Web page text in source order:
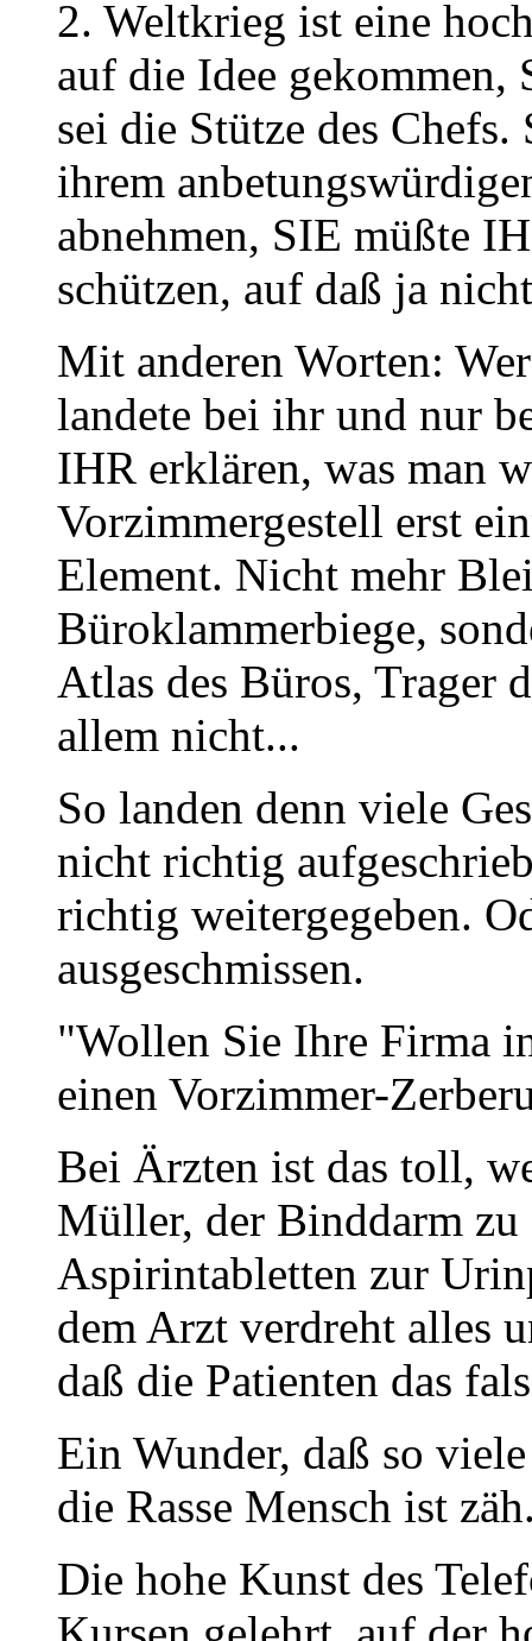
2. Weltkrieg ist eine
auf die Idee gekommen,
sei die Stütze des
ihrem
abnehmen, SIE müßte
schützen, auf daß ja
Mit anderen Worten:
landete bei ihr und nur
IHR erklären, was man
Vorzimmergestell erst
Element. Nicht mehr
Büroklammerbiege,
Atlas des Büros, Trager
allem nicht...
So landen denn viele
nicht richtig
richtig weitergegeben.
ausgeschmissen.
"Wollen Sie Ihre Firma
einen Vorzimmer-
Bei Ärzten ist das toll,
Müller, der Binddarm zu
Aspirintabletten zur
dem Arzt verdreht alles
daß die Patienten das
Ein Wunder, daß so
die Rasse Mensch ist
Die hohe Kunst des